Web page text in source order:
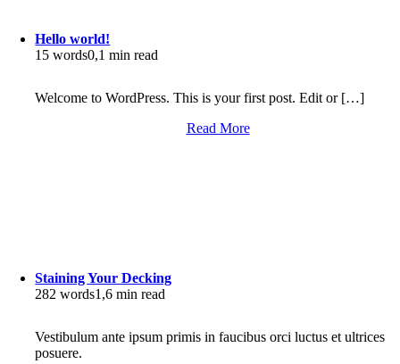
Hello world!
15 words0,1 min read
Welcome to WordPress. This is your first post. Edit or […]
Read More
Staining Your Decking
282 words1,6 min read
Vestibulum ante ipsum primis in faucibus orci luctus et ultrices
posuere.